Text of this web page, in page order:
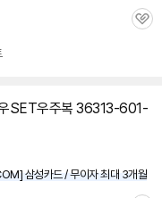
관
SET우주복 36313-601-
삼성카드 / 무이자 최대 3개월